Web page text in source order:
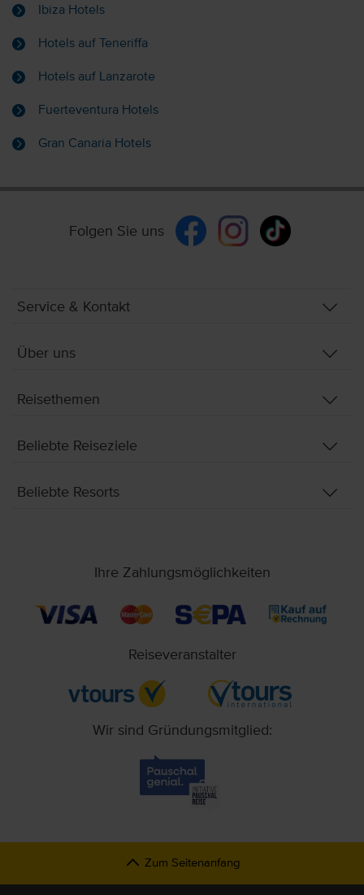
Ibiza Hotels
Hotels auf Teneriffa
Hotels auf Lanzarote
Fuerteventura Hotels
Gran Canaria Hotels
Folgen Sie uns
Service & Kontakt
Über uns
Reisethemen
Beliebte Reiseziele
Beliebte Resorts
Ihre Zahlungsmöglichkeiten
Reiseveranstalter
Wir sind Gründungsmitglied:
Zum Seitenanfang